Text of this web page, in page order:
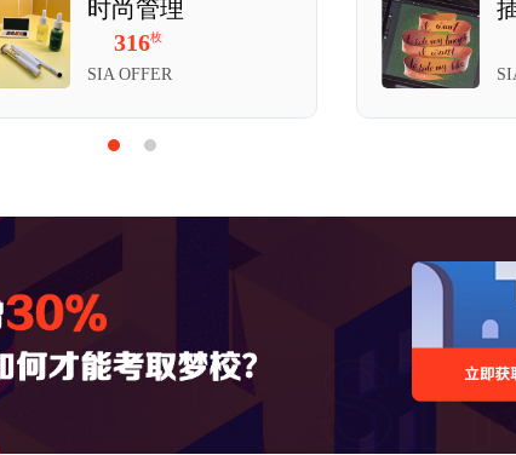
流、建筑设计和园林设计学校。学院与工业
为学生提供在欧洲、美国和澳洲学习的机会
时尚管理
316枚
SIA OFFER